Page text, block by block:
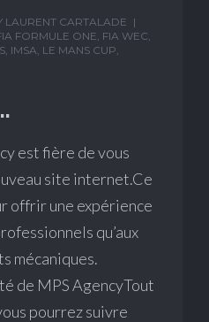
LAURENT CARTALADE
FORMULE ONE, FIA WEC,
, IMSA, LE MANS CUP,
est fière de vous
site internet.Ce
offrir une expérience
qu’aux
mécaniques.
de MPS AgencyTout
pourrez suivre